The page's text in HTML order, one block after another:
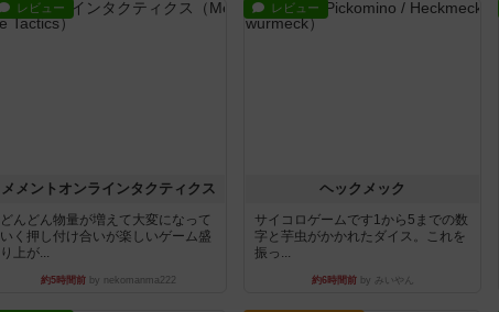
レビュー
メメントオンラインタクティクス
どんどん物量が増えて大変になって
いく押し付け合いが楽しいゲーム盛
り上が...
約5時間前by nekomanma222
レビュー
ヘックメック
サイコロゲームです1から5までの数
字と芋虫がかかれたダイス。これを
振っ...
約6時間前by みいやん